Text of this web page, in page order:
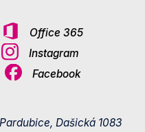
Office 365
Instagram
Facebook
Dašická 1083